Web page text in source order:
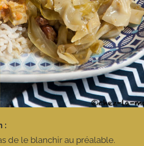
:
de le blanchir au préalable.